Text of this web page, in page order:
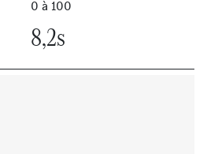
0 à 100
8,2s